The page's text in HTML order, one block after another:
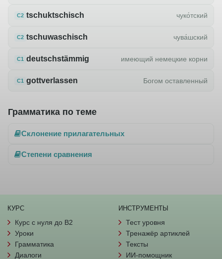
C2 tschuktschisch чуко́тский
C2 tschuwaschisch чува́шский
C1 deutschstämmig имеющий немецкие корни
C1 gottverlassen Богом оставленный
Грамматика по теме
Склонение прилагательных
Степени сравнения
КУРС
Курс с нуля до B2
Уроки
Грамматика
Диалоги
ИНСТРУМЕНТЫ
Тест уровня
Тренажёр артиклей
Тексты
ИИ-помощник